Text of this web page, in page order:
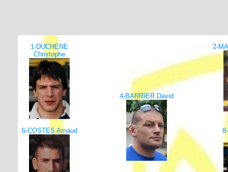
1-DUCHENE
Christophe
2-
4-BARRIER David
6-COSTES Arnaud